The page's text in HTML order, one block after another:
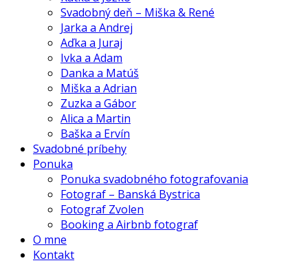
Svadobný deň – Miška & René
Jarka a Andrej
Aďka a Juraj
Ivka a Adam
Danka a Matúš
Miška a Adrian
Zuzka a Gábor
Alica a Martin
Baška a Ervín
Svadobné príbehy
Ponuka
Ponuka svadobného fotografovania
Fotograf – Banská Bystrica
Fotograf Zvolen
Booking a Airbnb fotograf
O mne
Kontakt